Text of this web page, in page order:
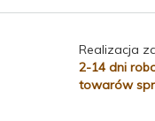
Realizacja
2-14 dni
towarów